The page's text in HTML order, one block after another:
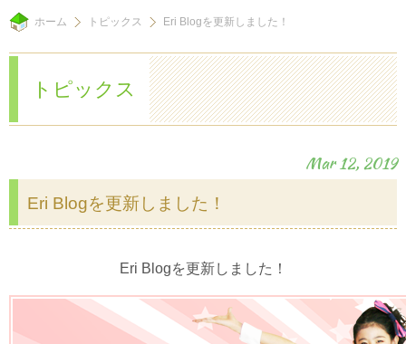
ホーム トピックス Eri Blogを更新しました！
トピックス
Mar 12, 2019
Eri Blogを更新しました！
Eri Blogを更新しました！